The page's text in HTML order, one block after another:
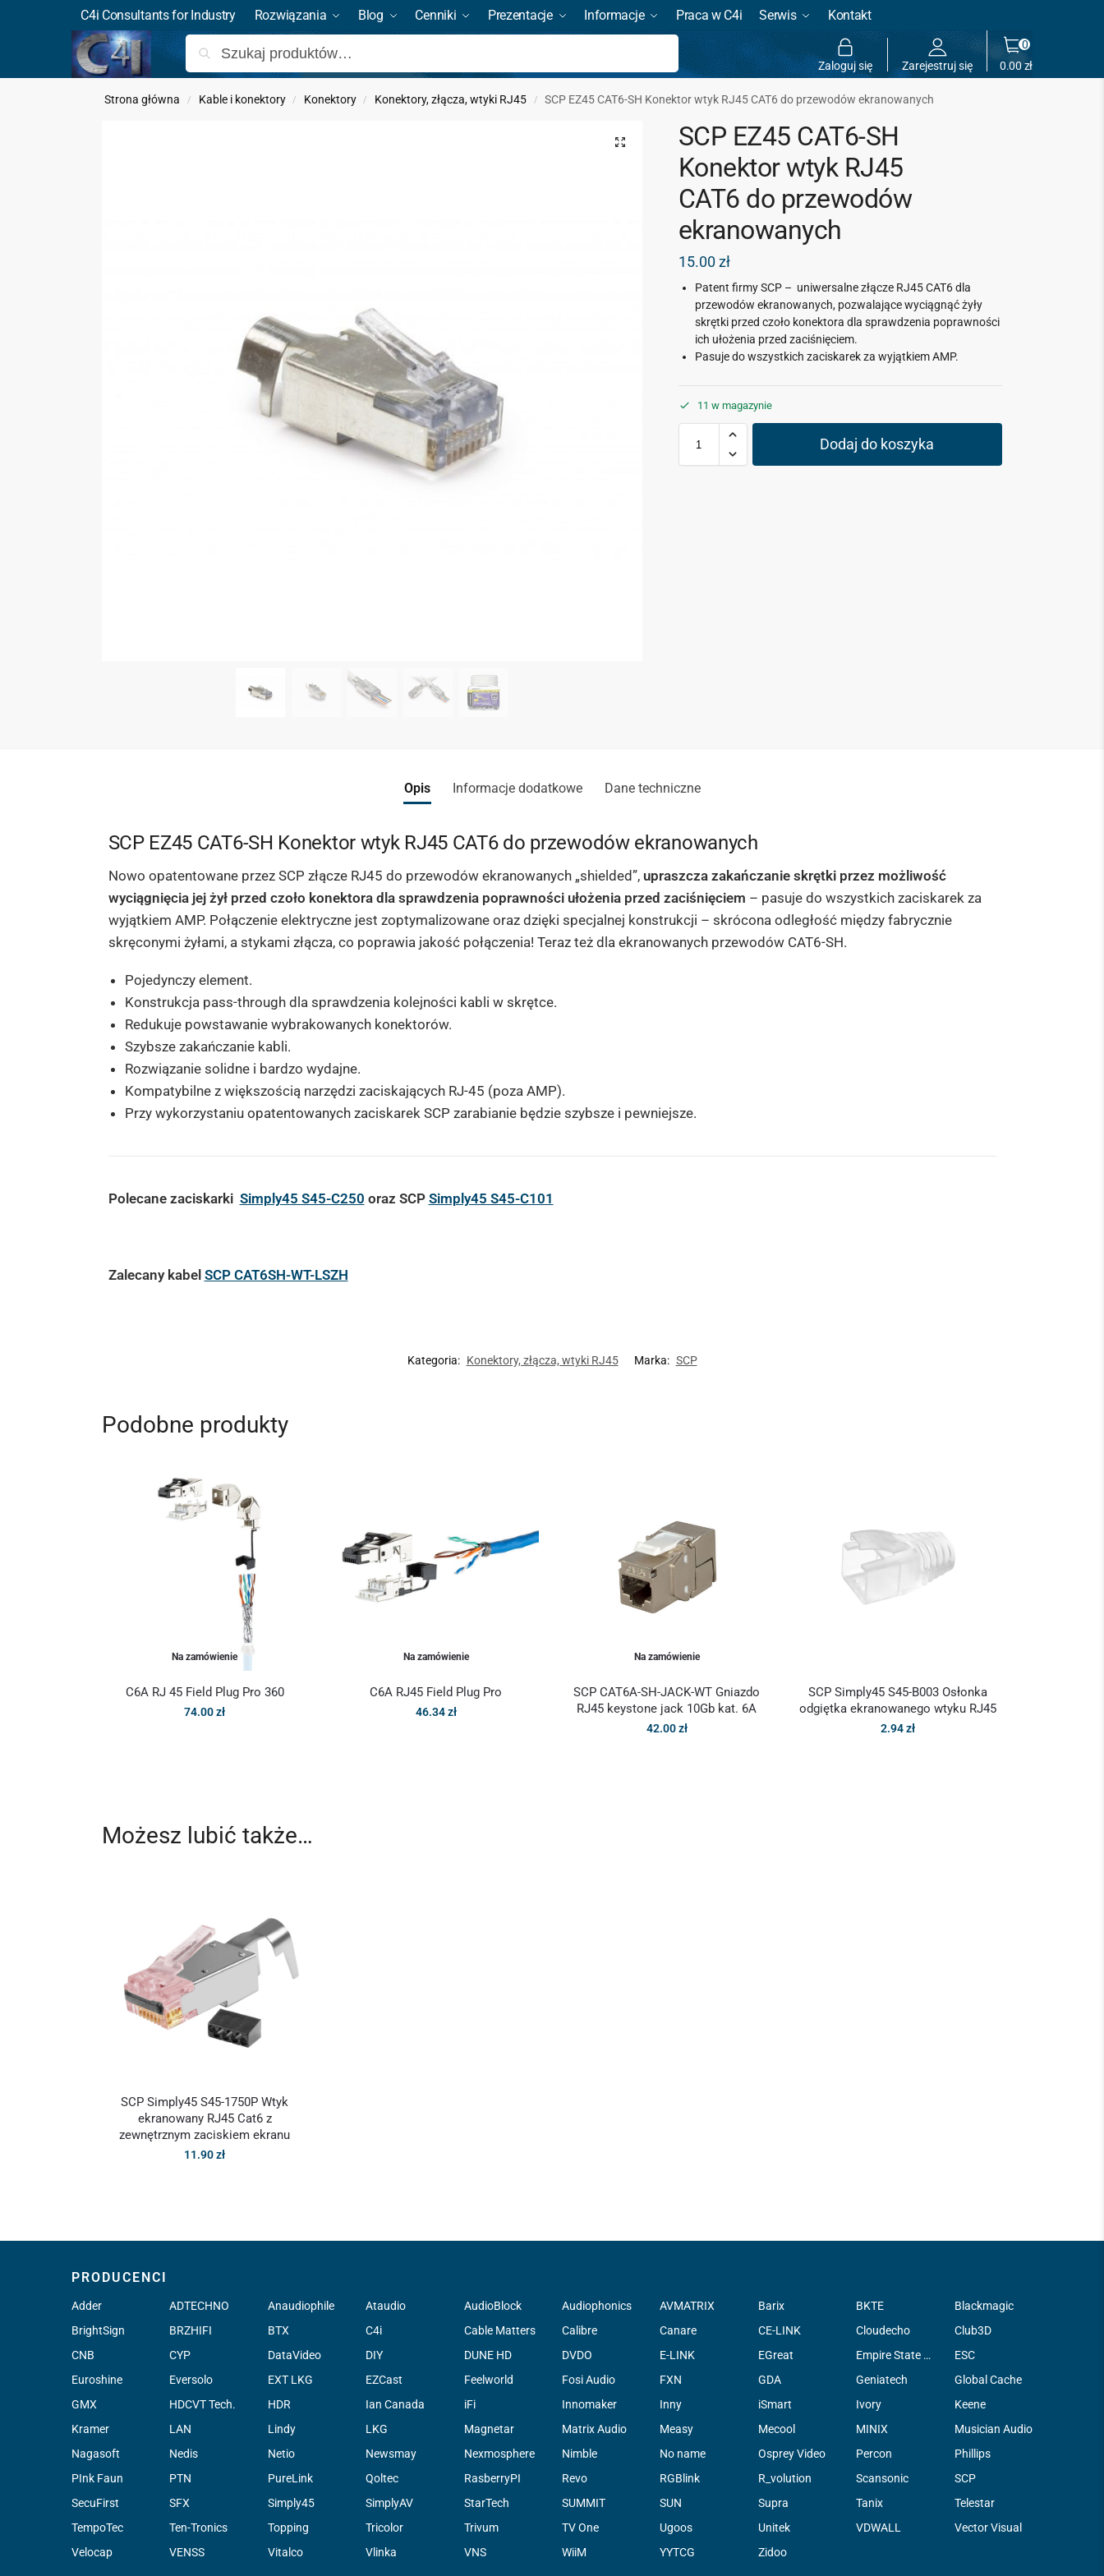
C4i Consultants for Industry Rozwiązania Blog Cenniki Prezentacje Informacje Praca w C4i Serwis Kontakt
Szukaj
Zaloguj się Zarejestruj się 0.00zł
0
Strona główna / Kable i konektory / Konektory / Konektory, złącza, wtyki RJ45 / SCP EZ45 CAT6-SH Konektor wtyk RJ45 CAT6 do przewodów ekranowanych
SCP EZ45 CAT6-SH
Konektor wtyk RJ45
CAT6 do przewodów
ekranowanych
15.00zł
Patent firmy SCP – uniwersalne złącze RJ45 CAT6 dla
przewodów ekranowanych, pozwalające wyciągnąć żyły
skrętki przed czoło konektora dla sprawdzenia poprawności
ich ułożenia przed zaciśnięciem.
Pasuje do wszystkich zaciskarek za wyjątkiem AMP.
11 w magazynie
Dodaj do koszyka
Opis Informacje dodatkowe Dane techniczne
SCP EZ45 CAT6-SH Konektor wtyk RJ45 CAT6 do przewodów ekranowanych
Nowo opatentowane przez SCP złącze RJ45 do przewodów ekranowanych „shielded”, upraszcza zakańczanie skrętki przez możliwość
wyciągnięcia jej żył przed czoło konektora dla sprawdzenia poprawności ułożenia przed zaciśnięciem – pasuje do wszystkich zaciskarek za
wyjątkiem AMP. Połączenie elektryczne jest zoptymalizowane oraz dzięki specjalnej konstrukcji – skrócona odległość między fabrycznie
skręconymi żyłami, a stykami złącza, co poprawia jakość połączenia! Teraz też dla ekranowanych przewodów CAT6-SH.
Pojedynczy element.
Konstrukcja pass-through dla sprawdzenia kolejności kabli w skrętce.
Redukuje powstawanie wybrakowanych konektorów.
Szybsze zakańczanie kabli.
Rozwiązanie solidne i bardzo wydajne.
Kompatybilne z większością narzędzi zaciskających RJ-45 (poza AMP).
Przy wykorzystaniu opatentowanych zaciskarek SCP zarabianie będzie szybsze i pewniejsze.
Polecane zaciskarki Simply45 S45-C250 oraz SCP Simply45 S45-C101
Zalecany kabel SCP CAT6SH-WT-LSZH
Kategoria: Konektory, złącza, wtyki RJ45 Marka: SCP
Podobne produkty
Na zamówienie
C6A RJ 45 Field Plug Pro 360
74.00zł
Na zamówienie
C6A RJ45 Field Plug Pro
46.34zł
Na zamówienie
SCP CAT6A-SH-JACK-WT Gniazdo
RJ45 keystone jack 10Gb kat. 6A
42.00zł
SCP Simply45 S45-B003 Osłonka
odgiętka ekranowanego wtyku RJ45
2.94zł
Możesz lubić także…
SCP Simply45 S45-1750P Wtyk
ekranowany RJ45 Cat6 z
zewnętrznym zaciskiem ekranu
11.90zł
PRODUCENCI
Adder ADTECHNO Anaudiophile Ataudio AudioBlock Audiophonics AVMATRIX Barix BKTE
Blackmagic
BrightSign
BRZHIFI BTX C4i Cable Matters Calibre Canare CE-LINK Cloudecho
Club3D
CNB
CYP DataVideo DIY DUNE HD DVDO E-LINK EGreat Empire State Filter Company, INC.
ESC
Euroshine
Eversolo EXT LKG EZCast Feelworld Fosi Audio FXN GDA Geniatech
Global Cache
GMX
HDCVT Tech. HDR Ian Canada iFi Innomaker Inny iSmart Ivory
Keene
Kramer
LAN Lindy LKG Magnetar Matrix Audio Measy Mecool MINIX
Musician Audio
Nagasoft
Nedis Netio Newsmay Nexmosphere Nimble No name Osprey Video Percon
Phillips
PInk Faun
PTN PureLink Qoltec RasberryPI Revo RGBlink R_volution Scansonic
SCP
SecuFirst
SFX Simply45 SimplyAV StarTech SUMMIT SUN Supra Tanix
Telestar
TempoTec
Ten-Tronics Topping Tricolor Trivum TV One Ugoos Unitek VDWALL
Vector Visual
Velocap
VENSS Vitalco Vlinka VNS WiiM YYTCG Zidoo